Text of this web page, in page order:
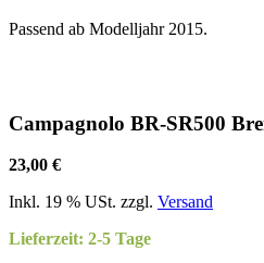
Passend ab Modelljahr 2015.
Campagnolo BR-SR500
23,00 €
Inkl. 19 % USt. zzgl. Versand
Lieferzeit: 2-5 Tage